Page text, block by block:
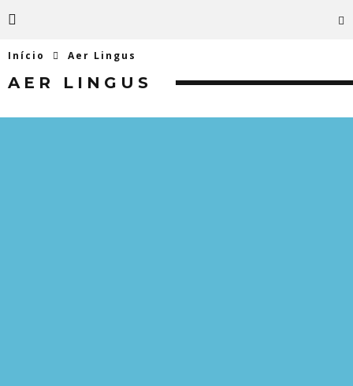
Início Aer Lingus
AER LINGUS